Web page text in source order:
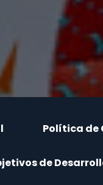
Política de
de